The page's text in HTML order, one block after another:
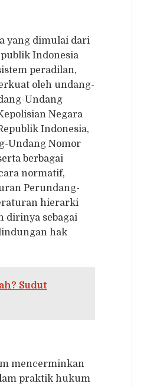
yang dimulai dari
Indonesia
peradilan,
oleh undang-
Undang
Negara
Indonesia,
Undang Nomor
berbagai
normatif,
Perundang-
hierarki
dirinya sebagai
hak
Sudut
mencerminkan
praktik hukum